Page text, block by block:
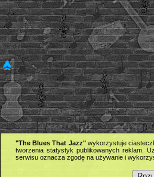
"The Blues That Jazz"wykorzystuje
tworzenia statystyk publikowanych reklam.
serwisu oznacza zgodę na używanie i